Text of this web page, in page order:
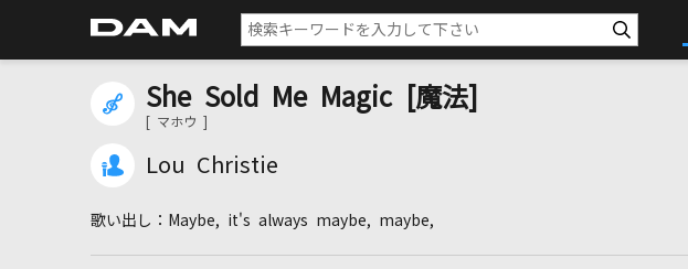
She Sold Me Magic [魔法]
[ マホウ ]
Lou Christie
Maybe, it's always maybe, maybe,